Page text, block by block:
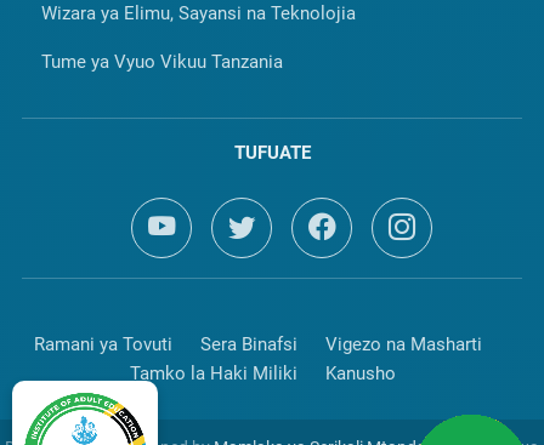
Wizara ya Elimu, Sayansi na Teknolojia
Tume ya Vyuo Vikuu Tanzania
TUFUATE
Ramani ya Tovuti Sera Binafsi
Vigezo na Masharti
Tamko la Haki Miliki
Kanusho